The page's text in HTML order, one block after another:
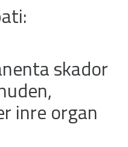
skador
inre organ